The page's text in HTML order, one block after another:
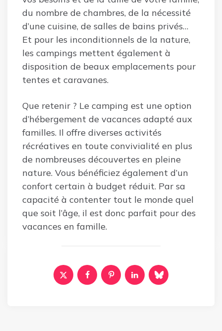
du nombre de chambres, de la nécessité
d’une cuisine, de salles de bains privés…
Et pour les inconditionnels de la nature,
les campings mettent également à
disposition de beaux emplacements pour
tentes et caravanes.
Que retenir ? Le camping est une option
d’hébergement de vacances adapté aux
familles. Il offre diverses activités
récréatives en toute convivialité en plus
de nombreuses découvertes en pleine
nature. Vous bénéficiez également d’un
confort certain à budget réduit. Par sa
capacité à contenter tout le monde quel
que soit l’âge, il est donc parfait pour des
vacances en famille.